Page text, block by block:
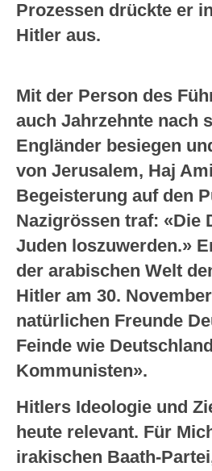
Prozessen drückte er
Hitler aus.
Mit der Person des
auch Jahrzehnte nach
Engländer besiegen
von Jerusalem, Haj
Begeisterung auf den
Nazigrössen traf: «Die
Juden loszuwerden.»
der arabischen Welt
Hitler am 30.
natürlichen Freunde
Feinde wie
Kommunisten».
Hitlers Ideologie und
heute relevant. Für
irakischen Baath-